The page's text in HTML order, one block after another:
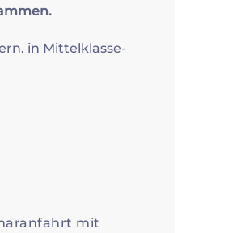
in Mittelklasse-
mit